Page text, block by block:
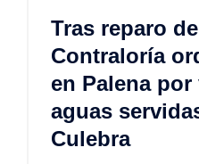
Tras reparo
Contraloría
en Palena
aguas
Culebra